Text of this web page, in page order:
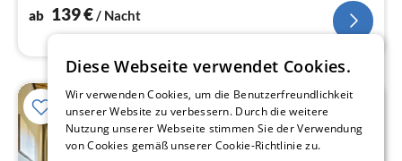
ab 139€/ Nacht
Diese Webseite verwendet Cookies.
Wir verwenden Cookies, um die Benutzerfreundlichkeit
unserer Website zu verbessern. Durch die weitere
Nutzung unserer Webseite stimmen Sie der Verwendung
von Cookies gemäß unserer Cookie-Richtlinie zu.